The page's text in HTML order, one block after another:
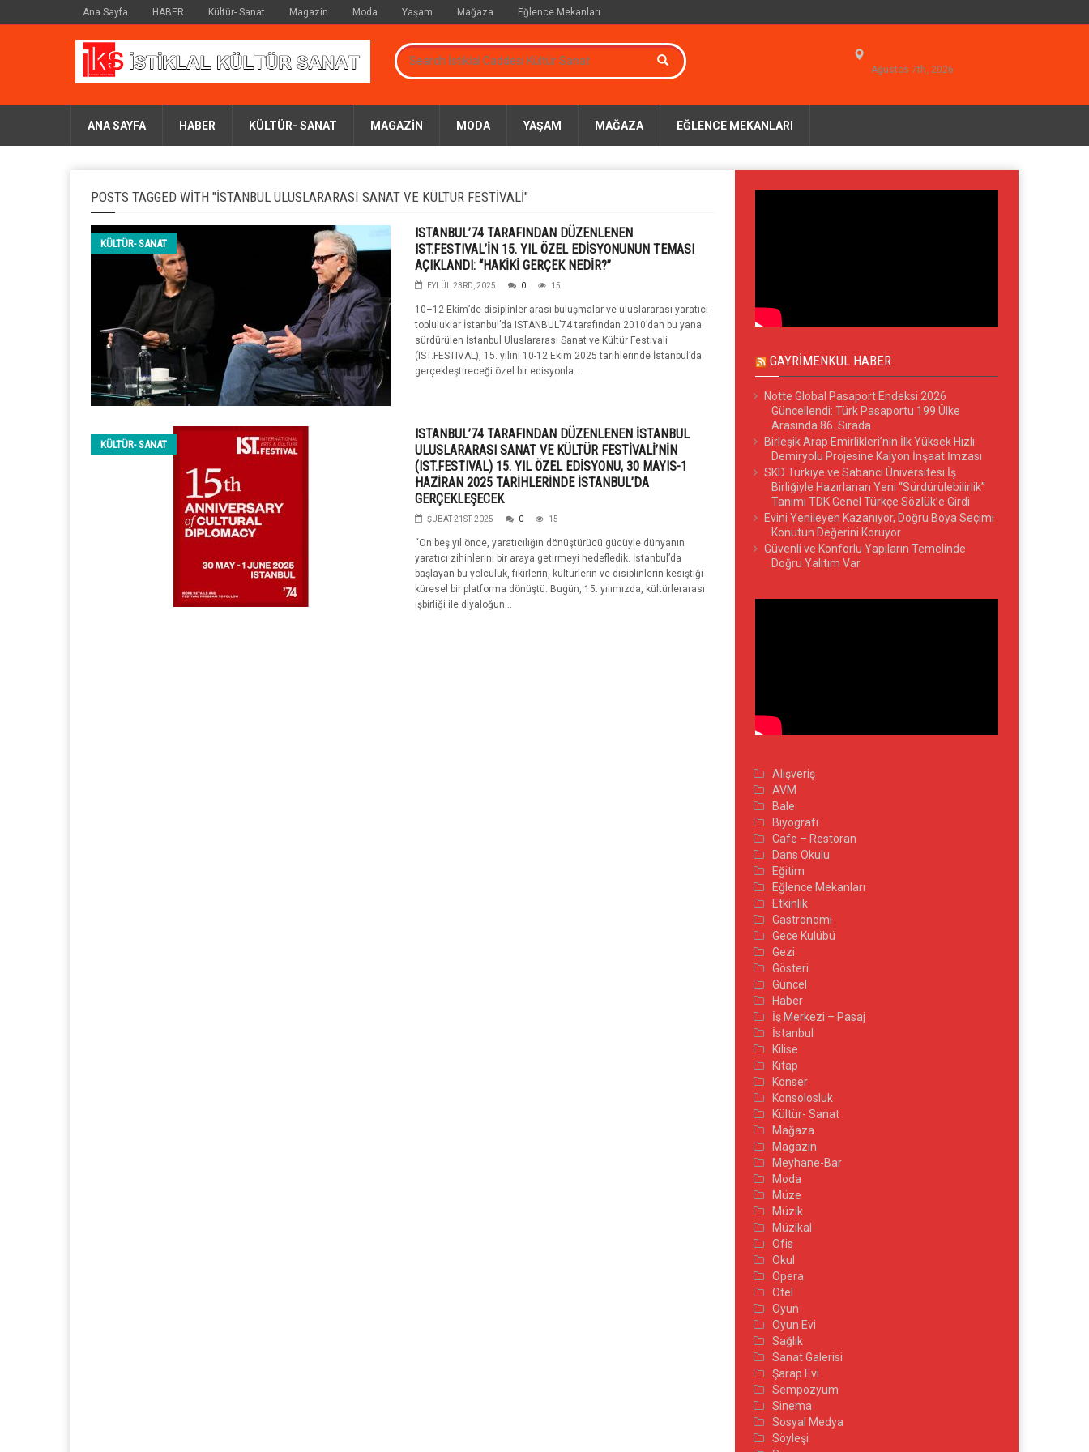
Ana Sayfa HABER Kültür- Sanat Magazin Moda Yaşam Mağaza Eğlence Mekanları
Ağustos 7th, 2026
ANA SAYFA HABER KÜLTÜR- SANAT MAGAZIN MODA YAŞAM MAĞAZA EĞLENCE MEKANLARI
POSTS TAGGED WITH "İSTANBUL ULUSLARARASI SANAT VE KÜLTÜR FESTIVALI"
KÜLTÜR- SANAT
ISTANBUL’74 TARAFINDAN DÜZENLENEN
IST.FESTIVAL’İN 15. YIL ÖZEL EDİSYONUNUN TEMASI
AÇIKLANDI: “HAKİKİ GERÇEK NEDİR?”
EYLÜL 23RD, 2025 0 15
10–12 Ekim’de disiplinler arası buluşmalar ve uluslararası yaratıcı
topluluklar İstanbul’da ISTANBUL’74 tarafından 2010’dan bu yana
sürdürülen İstanbul Uluslararası Sanat ve Kültür Festivali
(IST.FESTIVAL), 15. yılını 10-12 Ekim 2025 tarihlerinde İstanbul’da
gerçekleştireceği özel bir edisyonla...
KÜLTÜR- SANAT
ISTANBUL’74 TARAFINDAN DÜZENLENEN İSTANBUL
ULUSLARARASI SANAT VE KÜLTÜR FESTİVALİ’NİN
(IST.FESTIVAL) 15. YIL ÖZEL EDİSYONU, 30 MAYIS-1
HAZİRAN 2025 TARİHLERİNDE İSTANBUL’DA
GERÇEKLEŞECEK
ŞUBAT 21ST, 2025 0 15
“On beş yıl önce, yaratıcılığın dönüştürücü gücüyle dünyanın
yaratıcı zihinlerini bir araya getirmeyi hedefledik. İstanbul’da
başlayan bu yolculuk, fikirlerin, kültürlerin ve disiplinlerin kesiştiği
küresel bir platforma dönüştü. Bugün, 15. yılımızda, kültürlerarası
işbirliği ile diyaloğun...
GAYRIMENKUL HABER
Notte Global Pasaport Endeksi 2026
Güncellendi: Türk Pasaportu 199 Ülke
Arasında 86. Sırada
Birleşik Arap Emirlikleri’nin İlk Yüksek Hızlı
Demiryolu Projesine Kalyon İnşaat İmzası
SKD Türkiye ve Sabancı Üniversitesi İş
Birliğiyle Hazırlanan Yeni “Sürdürülebilirlik”
Tanımı TDK Genel Türkçe Sözlük’e Girdi
Evini Yenileyen Kazanıyor, Doğru Boya Seçimi
Konutun Değerini Koruyor
Güvenli ve Konforlu Yapıların Temelinde
Doğru Yalıtım Var
Alışveriş
AVM
Bale
Biyografi
Cafe – Restoran
Dans Okulu
Eğitim
Eğlence Mekanları
Etkinlik
Gastronomi
Gece Kulübü
Gezi
Gösteri
Güncel
Haber
İş Merkezi – Pasaj
İstanbul
Kilise
Kitap
Konser
Konsolosluk
Kültür- Sanat
Mağaza
Magazin
Meyhane-Bar
Moda
Müze
Müzik
Müzikal
Ofis
Okul
Opera
Otel
Oyun
Oyun Evi
Sağlık
Sanat Galerisi
Şarap Evi
Sempozyum
Sinema
Sosyal Medya
Söyleşi